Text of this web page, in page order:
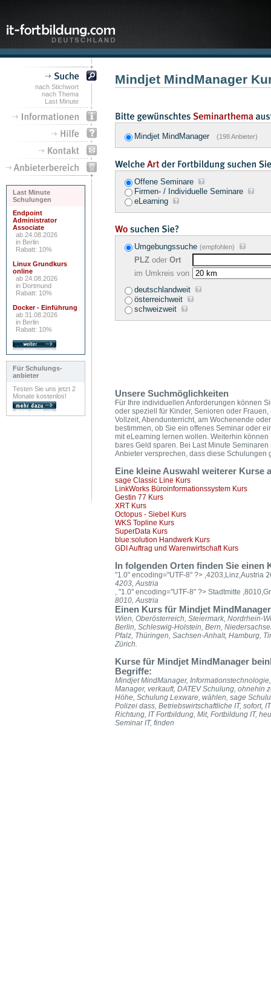
nach Stichwort
nach Thema
Last Minute
Last Minute
Schulungen
Endpoint
Administrator
Associate
ab 24.08.2026
in Berlin
Rabatt: 10%
Linux Grundkurs
online
ab 24.08.2026
in Dortmund
Rabatt: 10%
Docker - Einführung
ab 31.08.2026
in Berlin
Rabatt: 10%
Für Schulungs-
anbieter
Testen Sie uns jetzt 2
Monate kostenlos!
Mindjet MindManager
Mindjet MindManager (198 Anbieter)
Offene Seminare
Firmen- / Individuelle Seminare
eLearning
Umgebungssuche (empfohlen)
PLZ oder Ort
im Umkreis von
deutschlandweit
österreichweit
schweizweit
Unsere Suchmöglichkeiten
Für Ihre individuellen Anforderungen können
oder speziell für Kinder, Senioren oder
Vollzeit, Abendunterricht, am Wochenende
bestimmen, ob Sie ein offenes Seminar oder
mit eLearning lernen wollen. Weiterhin
bares Geld sparen. Bei Last Minute
Anbieter versprechen, dass diese Schulungen
Eine kleine Auswahl weiterer
sage Classic Line Kurs
LinkWorks Büroinformationssystem Kurs
Gestin 77 Kurs
XRT Kurs
Octopus - Siebel Kurs
WKS Topline Kurs
SuperData Kurs
blue:solution Handwerk Kurs
GDI Auftrag und Warenwirtschaft Kurs
In folgenden Orten finden Sie
"1.0" encoding="UTF-8" ?> ,4203,Linz,Austria
4203, Austria
, "1.0" encoding="UTF-8" ?> Stadtmitte
8010, Austria
Einen Kurs für Mindjet
Wien, Oberösterreich, Steiermark, Nordrhein-
Berlin, Schleswig-Holstein, Bern,
Pfalz, Thüringen, Sachsen-Anhalt, Hamburg,
Zürich.
Kurse für Mindjet MindManager
Begriffe:
Mindjet MindManager,
Manager, verkauft, DATEV Schulung, ohnehin
Höhe, Schulung Lexware, wählen, sage
Polizei dass, Betriebswirtschaftliche IT, sofort,
Richtung, IT Fortbildung, Mit, Fortbildung IT,
Seminar IT, finden